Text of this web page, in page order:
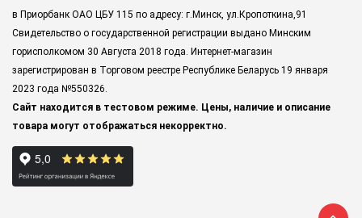
в Приорбанк ОАО ЦБУ 115 по адресу: г.Минск, ул.Кропоткина,91
Свидетельство о государственной регистрации выдано Минским
горисполкомом 30 Августа 2018 года. Интернет-магазин
зарегистрирован в Торговом реестре Республике Беларусь 19 января
2023 года №550326.
Сайт находится в тестовом режиме. Цены, наличие и описание
товара могут отображаться некорректно.